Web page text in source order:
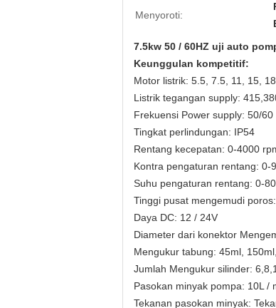
Menyoroti:
7.5kw 50 / 60HZ uji auto
Keunggulan kompetitif:
Motor listrik: 5.5, 7.5, 11, 15,
Listrik tegangan supply:
Frekuensi Power supply: 50/60
Tingkat perlindungan: IP54
Rentang kecepatan: 0-4000
Kontra pengaturan rentang: 0-
Suhu pengaturan rentang: 0-80
Tinggi pusat mengemudi
Daya DC: 12 / 24V
Diameter dari konektor
Mengukur tabung: 45ml,
Jumlah Mengukur silinder:
Pasokan minyak pompa: 10L /
Tekanan pasokan minyak: